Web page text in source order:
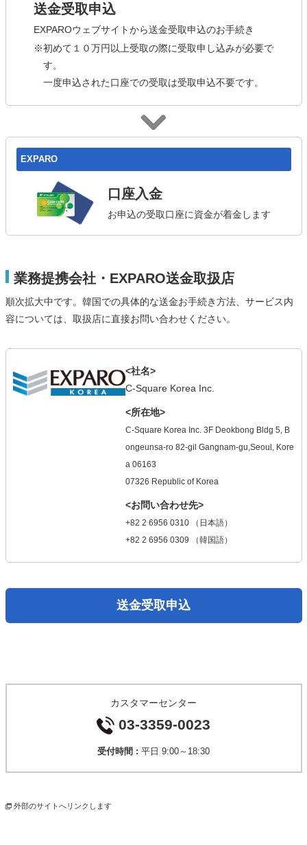
送金受取申込
EXPAROウェブサイトから送金受取申込のお手続き
※初めて１０万円以上受取の際に受取申し込みが必要で
す。
一度申込された口座での受取は受取申込不要です。
EXPARO
口座入金
お申込の受取口座に資金が着金します
業務提携会社・EXPARO送金取扱店
順次拡大中です。韓国での具体的な送金お手続き方法、サービス内
容については、取扱店に直接お問い合わせください。
<社名>
C-Square Korea Inc.
<所在地>
C-Square Korea Inc. 3F Deokbong Bldg 5, B
ongeunsa-ro 82-gil Gangnam-gu,Seoul, Kore
a 06163
07326 Republic of Korea
<お問い合わせ先>
+82 2 6956 0310 （日本語）
+82 2 6956 0309 （韓国語）
送金受取申込
カスタマーセンター
03-3359-0023
受付時間 : 平日 9:00～18:30
外部のサイトへリンクします